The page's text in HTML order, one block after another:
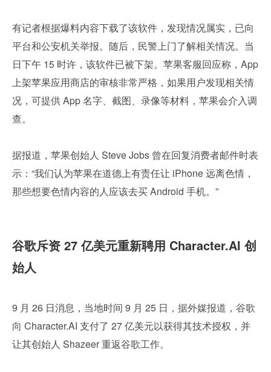
有记者根据爆料内容下载了该软件，发现情况属实，已向
平台和公安机关举报。随后，民警上门了解相关情况。当
日下午 15 时许，该软件已被下架。苹果客服回应称，App
上架苹果应用商店的审核非常严格，如果用户发现相关情
况，可提供 App 名字、截图、录像等材料，苹果会介入调
查。
据报道，苹果创始人 Steve Jobs 曾在回复消费者邮件时表
示：“我们认为苹果在道德上有责任让 iPhone 远离色情，
那些想要色情内容的人应该去买 Android 手机。”
谷歌斥资 27 亿美元重新聘用 Character.AI 创
始人
9 月 26 日消息，当地时间 9 月 25 日，据外媒报道，谷歌
向 Character.AI 支付了 27 亿美元以获得其技术授权，并
让其创始人 Shazeer 重返谷歌工作。